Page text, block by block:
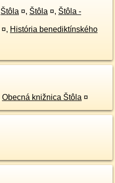
Štôla ¤, Štôla ¤, Štôla -
¤, História benediktínského
Obecná knižnica Štôla ¤